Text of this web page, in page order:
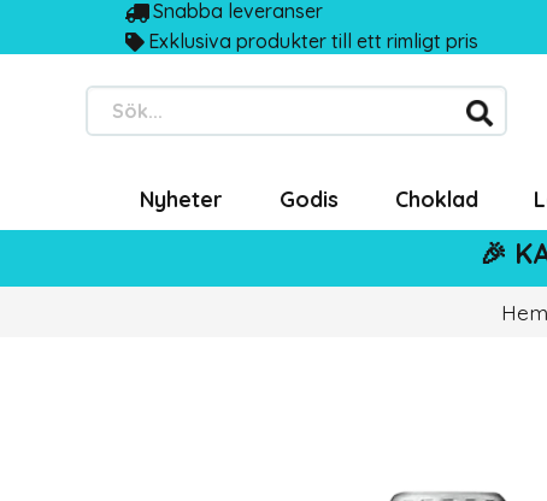
Snabba leveranser
Exklusiva produkter till ett rimligt pris
Sök...
Nyheter Godis Choklad
🎉
Hem